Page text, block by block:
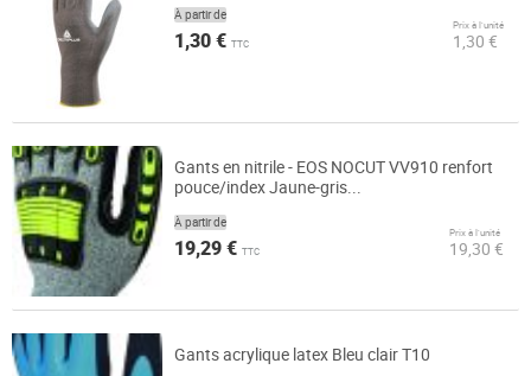
À partir de
1,30 € TTC
Prix à l’unité
1,30 €
Gants en nitrile - EOS NOCUT VV910 renfort
pouce/index Jaune-gris...
À partir de
19,29 € TTC
Prix à l’unité
19,30 €
Gants acrylique latex Bleu clair T10